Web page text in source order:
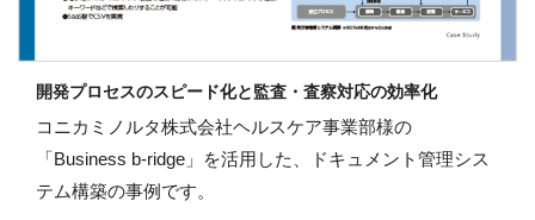
開発プロセスのスピード化と監査・査察対応の効率化
コニカミノルタ株式会社ヘルスケア事業部様の
「Business b-ridge」を活用した、ドキュメント管理シス
テム構築の事例です。